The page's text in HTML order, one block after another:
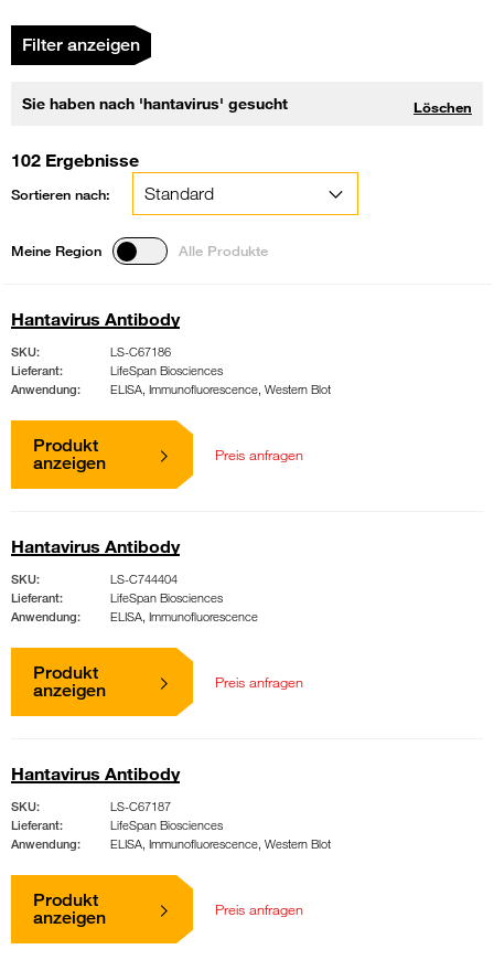
Filter anzeigen
102 Ergebnisse
Sie haben nach 'hantavirus' gesucht Löschen
Alle Produkte
Meine Region
Sortieren nach:
Hantavirus Antibody
SKU:
LS-C67186
Lieferant:
LifeSpan Biosciences
Anwendung:
ELISA, Immunofluorescence, Western Blot
Produkt
anzeigen
Preis anfragen
Hantavirus Antibody
SKU:
LS-C744404
Lieferant:
LifeSpan Biosciences
Anwendung:
ELISA, Immunofluorescence
Produkt
anzeigen
Preis anfragen
Hantavirus Antibody
SKU:
LS-C67187
Lieferant:
LifeSpan Biosciences
Anwendung:
ELISA, Immunofluorescence, Western Blot
Produkt
anzeigen
Preis anfragen